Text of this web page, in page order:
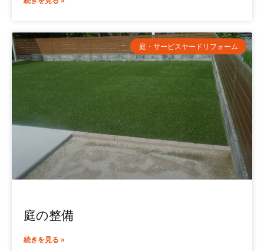
庭・サービスヤードリフォーム
庭の整備
続きを見る »